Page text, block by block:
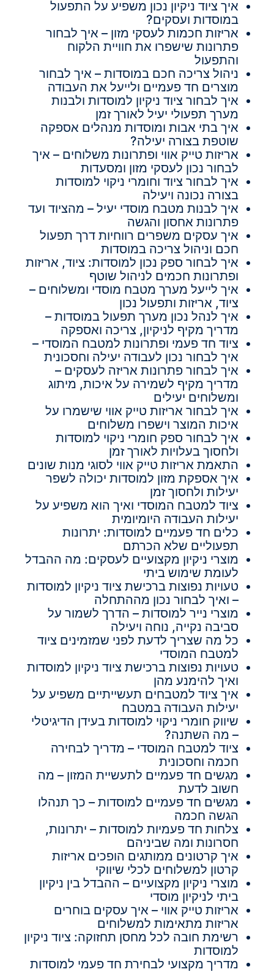
איך ציוד ניקיון נכון משפיע על התפעול
במוסדות ועסקים?
אריזות חכמות לעסקי מזון – איך לבחור
פתרונות שישפרו את חוויית הלקוח
והתפעול
ניהול צריכה חכם במוסדות – איך לבחור
מוצרים חד פעמיים ולייעל את העבודה
איך לבחור ציוד ניקיון למוסדות ולבנות
מערך תפעולי יעיל לאורך זמן
איך בתי אבות ומוסדות מנהלים אספקה
שוטפת בצורה יעילה?
אריזות טייק אווי ופתרונות משלוחים – איך
לבחור נכון לעסקי מזון ומסעדות
איך לבחור ציוד וחומרי ניקוי למוסדות
בצורה נכונה ויעילה
איך לבנות מטבח מוסדי יעיל – מהציוד ועד
פתרונות אחסון והגשה
איך עסקים משפרים רווחיות דרך תפעול
חכם וניהול צריכה במוסדות
איך לבחור ספק נכון למוסדות: ציוד, אריזות
ופתרונות חכמים לניהול שוטף
איך לייעל מערך מטבח מוסדי ומשלוחים –
ציוד, אריזות ותפעול נכון
איך לנהל נכון מערך תפעול במוסדות –
מדריך מקיף לניקיון, צריכה ואספקה
ציוד חד פעמי ופתרונות למטבח המוסדי –
איך לבחור נכון לעבודה יעילה וחסכונית
איך לבחור פתרונות אריזה לעסקים –
מדריך מקיף לשמירה על איכות, מיתוג
ומשלוחים יעילים
איך לבחור אריזות טייק אווי שישמרו על
איכות המוצר וישפרו משלוחים
איך לבחור ספק חומרי ניקוי למוסדות
ולחסוך בעלויות לאורך זמן
התאמת אריזות טייק אווי לסוגי מנות שונים
איך אספקת מזון למוסדות יכולה לשפר
יעילות ולחסוך זמן
ציוד למטבח המוסדי ואיך הוא משפיע על
יעילות העבודה היומיומית
כלים חד פעמיים למוסדות: יתרונות
תפעוליים שלא הכרתם
מוצרי ניקיון מקצועיים לעסקים: מה ההבדל
לעומת שימוש ביתי
טעויות נפוצות ברכישת ציוד ניקיון למוסדות
– ואיך לבחור נכון מההתחלה
מוצרי נייר למוסדות – הדרך לשמור על
סביבה נקייה, נוחה ויעילה
כל מה שצריך לדעת לפני שמזמינים ציוד
למטבח המוסדי
טעויות נפוצות ברכישת ציוד ניקיון למוסדות
ואיך להימנע מהן
איך ציוד למטבחים תעשייתיים משפיע על
יעילות העבודה במטבח
שיווק חומרי ניקוי למוסדות בעידן הדיגיטלי
– מה השתנה?
ציוד למטבח המוסדי – מדריך לבחירה
חכמה וחסכונית
מגשים חד פעמיים לתעשיית המזון – מה
חשוב לדעת
מגשים חד פעמיים למוסדות – כך תנהלו
הגשה חכמה
צלחות חד פעמיות למוסדות – יתרונות,
חסרונות ומה שביניהם
איך קרטונים ממותגים הופכים אריזות
קרטון למשלוחים לכלי שיווקי
מוצרי ניקיון מקצועיים – ההבדל בין ניקיון
ביתי לניקיון מוסדי
אריזות טייק אווי – איך עסקים בוחרים
אריזות מתאימות למשלוחים
רשימת חובה לכל מחסן תחזוקה: ציוד ניקיון
למוסדות
מדריך מקצועי לבחירת חד פעמי למוסדות